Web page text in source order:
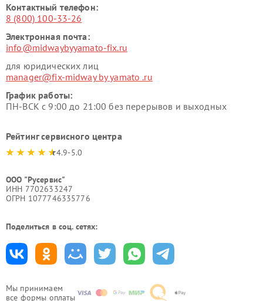
Мы принимаем
все формы оплаты
Контактный телефон:
8 (800) 100-33-26
Электронная почта:
info@midwaybyyamato-fix.ru
для юридических лиц
manager@fix-midway by yamato .ru
График работы:
ПН-ВСК с 9:00 до 21:00 без перерывов и выходных
Рейтинг сервисного центра
4.9-5.0
ООО "Русервис"
ИНН 7702633247
ОГРН 1077746335776
Поделиться в соц. сетях: